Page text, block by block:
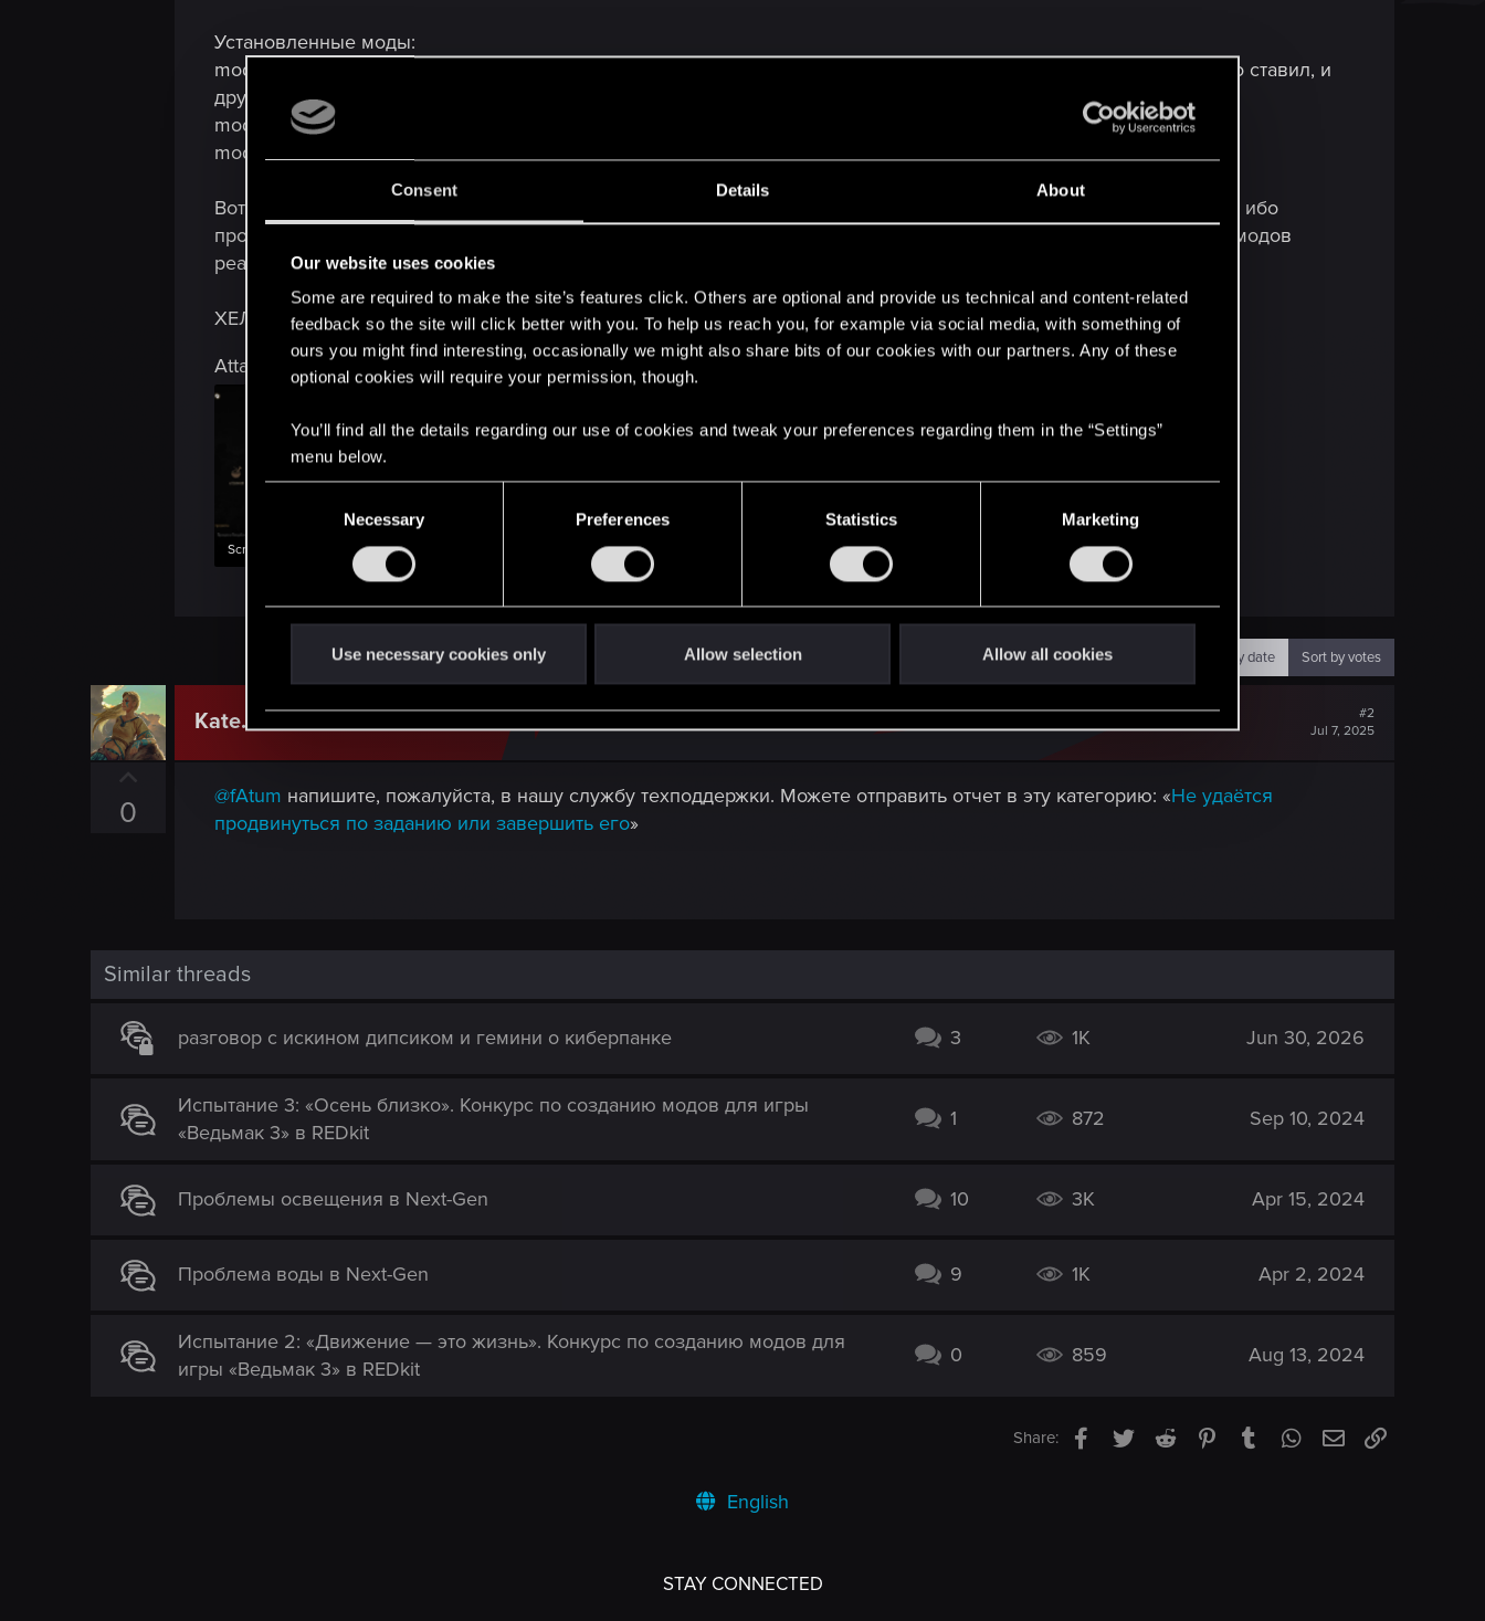
Consent Details About
Our website uses cookies
Some are required to make the site’s features click. Others are optional and provide us technical and content-related
feedback so the site will click better with you. To help us reach you, for example via social media, with something of
ours you might find interesting, occasionally we might also share bits of our cookies with our partners. Any of these
optional cookies will require your permission, though.
You’ll find all the details regarding our use of cookies and tweak your preferences regarding them in the “Settings”
menu below.
e
l
e
Necessary Preferences Statistics Marketing
Use necessary cookies only Allow selection Allow all cookies
Установленные моды:
modGwentRestoreTextures2_1 (добавляет "удалённые" текстуры карт гвинта, я и в предыдущих прохождениях его ставил, и
другие, взрослые текстурки ставил, но проблем никаких не было)
modMissingCardTracker (расписывает в путеводителе по гвинту, где найти оставшиеся карты)
modNewStylishTrissUpdated (смена одежды Трисс)
Вот и все моды. Хотелось бы верить, что эти незначительные моды не могут повлиять на игру ТАКИМ образом, ибо
простое выключение или удаление модов не решает проблему, а начинать опять новую игру уже безо всяких модов
реально не хочется.
ХЕЛП МИ ПЛИЗ
Attachments
Screenshot_1.png
Sort by date Sort by votes
Kate.Greene CD PROJEKT RED
#2
Jul 7, 2025
0 @fAtum напишите, пожалуйста, в нашу службу техподдержки. Можете отправить отчет в эту категорию: «Не удаётся
продвинуться по заданию или завершить его»
Similar threads
разговор с искином дипсиком и гемини о киберпанке 3 1K Jun 30, 2026
Испытание 3: «Осень близко». Конкурс по созданию модов для игры
«Ведьмак 3» в REDkit
1 872 Sep 10, 2024
Проблемы освещения в Next-Gen 10 3K Apr 15, 2024
Проблема воды в Next-Gen 9 1K Apr 2, 2024
Испытание 2: «Движение — это жизнь». Конкурс по созданию модов для
игры «Ведьмак 3» в REDkit
0 859 Aug 13, 2024
Share: Facebook
TwitterReddit PinterestTumblrWhatsApp
EmailLink
English
STAY CONNECTED